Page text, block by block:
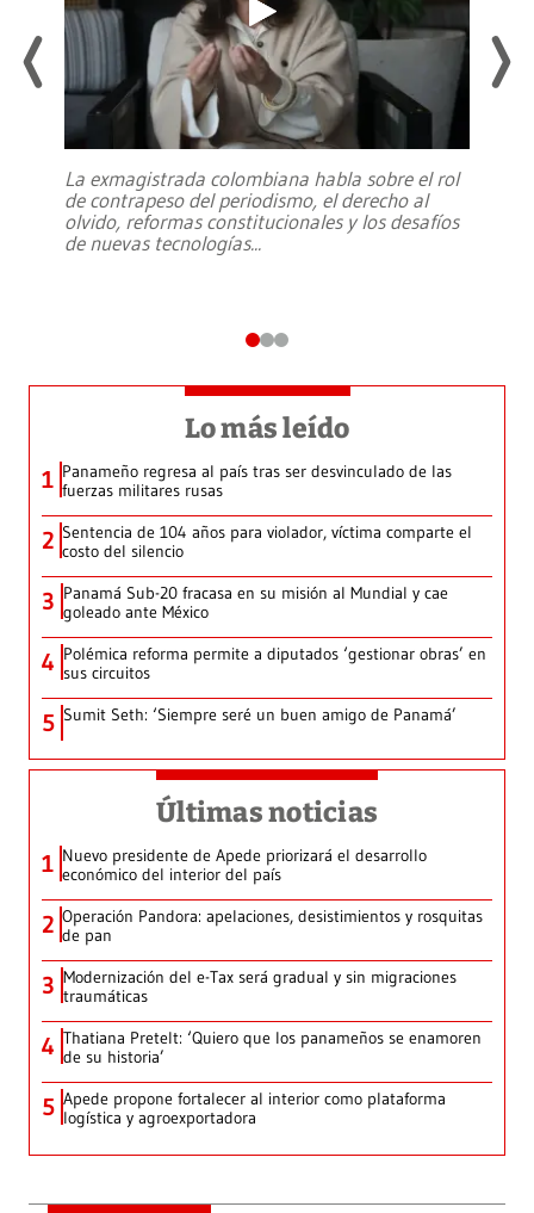
La exmagistrada colombiana habla sobre el rol
de contrapeso del periodismo, el derecho al
olvido, reformas constitucionales y los desafíos
de nuevas tecnologías...
Lo más leído
1 Panameño regresa al país tras ser desvinculado de las
fuerzas militares rusas
2 Sentencia de 104 años para violador, víctima comparte el
costo del silencio
3 Panamá Sub-20 fracasa en su misión al Mundial y cae
goleado ante México
4 Polémica reforma permite a diputados ‘gestionar obras’ en
sus circuitos
5 Sumit Seth: ‘Siempre seré un buen amigo de Panamá’
Últimas noticias
1 Nuevo presidente de Apede priorizará el desarrollo
económico del interior del país
2 Operación Pandora: apelaciones, desistimientos y rosquitas
de pan
3 Modernización del e-Tax será gradual y sin migraciones
traumáticas
4 Thatiana Pretelt: ‘Quiero que los panameños se enamoren
de su historia’
5 Apede propone fortalecer al interior como plataforma
logística y agroexportadora